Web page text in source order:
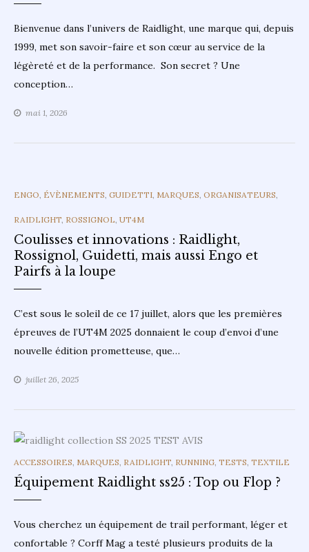
Bienvenue dans l’univers de Raidlight, une marque qui, depuis
1999, met son savoir-faire et son cœur au service de la
légèreté et de la performance. Son secret ? Une
conception…
mai 1, 2026
CATEGORIES
ENGO ÉVÈNEMENTS GUIDETTI MARQUES ORGANISATEURS
RAIDLIGHT ROSSIGNOL UT4M
Coulisses et innovations : Raidlight,
Rossignol, Guidetti, mais aussi Engo et
Pairfs à la loupe
C’est sous le soleil de ce 17 juillet, alors que les premières
épreuves de l’UT4M 2025 donnaient le coup d’envoi d’une
nouvelle édition prometteuse, que…
juillet 26, 2025
CATEGORIES
ACCESSOIRES MARQUES RAIDLIGHT RUNNING TESTS TEXTILE
Équipement Raidlight ss25 : Top ou Flop ?
Vous cherchez un équipement de trail performant, léger et
confortable ? Corff Mag a testé plusieurs produits de la